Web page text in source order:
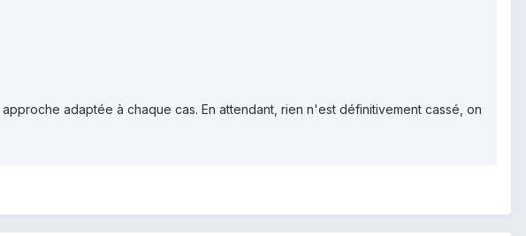
adaptée à chaque cas. En attendant, rien n'est définitivement cassé, on